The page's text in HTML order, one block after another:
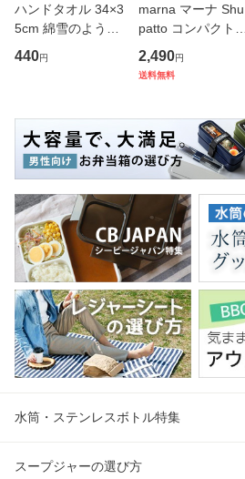
ハンドタオル 34×3
5cm 綿雪のような
タオル ベルベット
カラー （ タオル
ンカチ 洗面タオル
綿 コッ
440円
marna マーナ Shu
patto コンパクトバ
ッグ M／2020 S46
7 （ シュパット エ
物バッグ 洗濯可能
北欧 コ
2,490円
送料無料
水筒・ステンレスボトル特集
スープジャーの選び方